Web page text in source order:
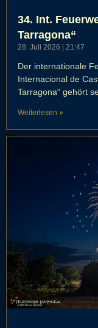
34. Int.
Tarragona“
28. Juli 2026 21:47
Der internationale
Internacional de
Tarragona“ gehört
Weiterlesen »